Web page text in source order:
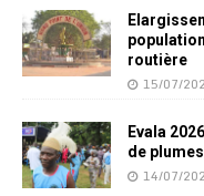
routière
15/07/
Evala
de
14/07/